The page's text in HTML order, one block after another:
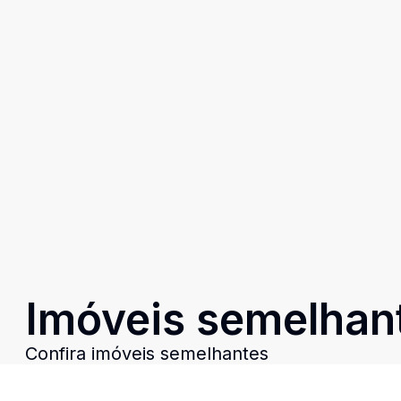
Imóveis
Confira imóveis semelhantes